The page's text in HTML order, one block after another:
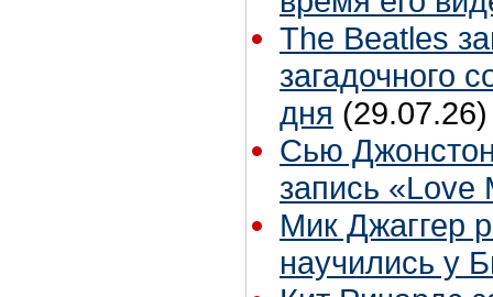
The Beatles
загадочного
дня (29.07.26)
Сью
запись «Love
Мик Джаггер
научились у